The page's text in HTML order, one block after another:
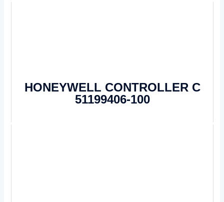
HONEYWELL CONTROLLER C
51199406-100